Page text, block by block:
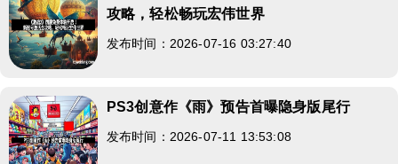
攻略，轻松畅玩宏伟世界
发布时间：2026-07-16 03:27:40
PS3创意作《雨》预告首曝隐身版尾行
发布时间：2026-07-11 13:53:08